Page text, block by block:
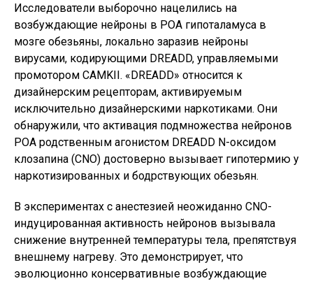
Исследователи выборочно нацелились на
возбуждающие нейроны в POA гипоталамуса в
мозге обезьяны, локально заразив нейроны
вирусами, кодирующими DREADD, управляемыми
промотором CAMKII. «DREADD» относится к
дизайнерским рецепторам, активируемым
исключительно дизайнерскими наркотиками. Они
обнаружили, что активация подмножества нейронов
POA родственным агонистом DREADD N-оксидом
клозапина (CNO) достоверно вызывает гипотермию у
наркотизированных и бодрствующих обезьян.
В экспериментах с анестезией неожиданно CNO-
индуцированная активность нейронов вызывала
снижение внутренней температуры тела, препятствуя
внешнему нагреву. Это демонстрирует, что
эволюционно консервативные возбуждающие